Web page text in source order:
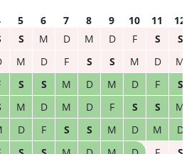
5 6 7 8 9 10 11
12
S M D M D F S
S
M D F S S M D
M
S S M D M D F
S
M D M D F S S
M
D F S S M D M
D